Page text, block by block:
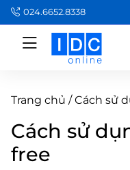
024.6652.8338
Trang chủ /Cách sử
Cách sử
free